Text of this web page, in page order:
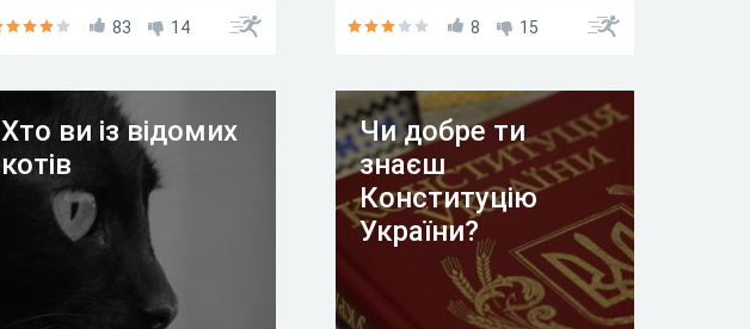
83 14 8 15
Хто ви із відомих
котів
Чи добре ти
знаєш
Конституцію
України?